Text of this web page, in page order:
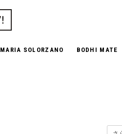
MARIA SOLORZANO BODHI MATE